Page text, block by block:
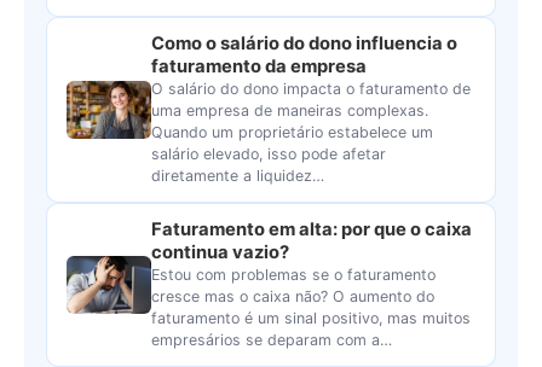
Como o salário do dono influencia o
faturamento da empresa
O salário do dono impacta o faturamento de
uma empresa de maneiras complexas.
Quando um proprietário estabelece um
salário elevado, isso pode afetar
diretamente a liquidez…
Faturamento em alta: por que o caixa
continua vazio?
Estou com problemas se o faturamento
cresce mas o caixa não? O aumento do
faturamento é um sinal positivo, mas muitos
empresários se deparam com a…